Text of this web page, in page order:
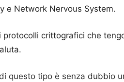
e Network Nervous System.
protocolli crittografici che
questo tipo è senza dubbio